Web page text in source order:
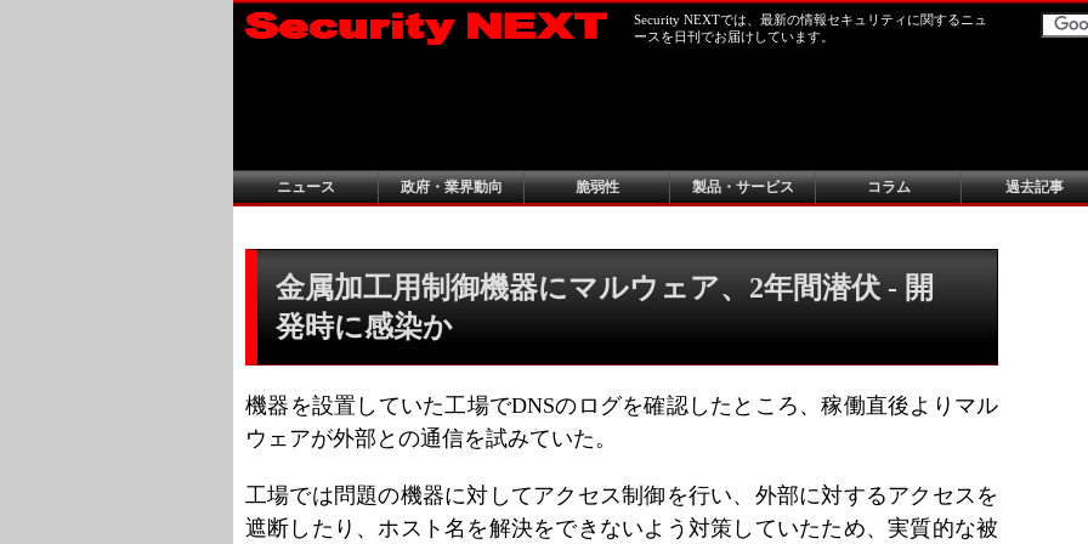
Security NEXTでは、最新の情報セキュリティに関するニュ
ースを日刊でお届けしています。
ニュース 政府・業界動向 脆弱性 製品・サービス コラム 過去記事
金属加工用制御機器にマルウェア、2年間潜伏 - 開
発時に感染か
機器を設置していた工場でDNSのログを確認したところ、稼働直後よりマル
ウェアが外部との通信を試みていた。
工場では問題の機器に対してアクセス制御を行い、外部に対するアクセスを
遮断したり、ホスト名を解決をできないよう対策していたため、実質的な被